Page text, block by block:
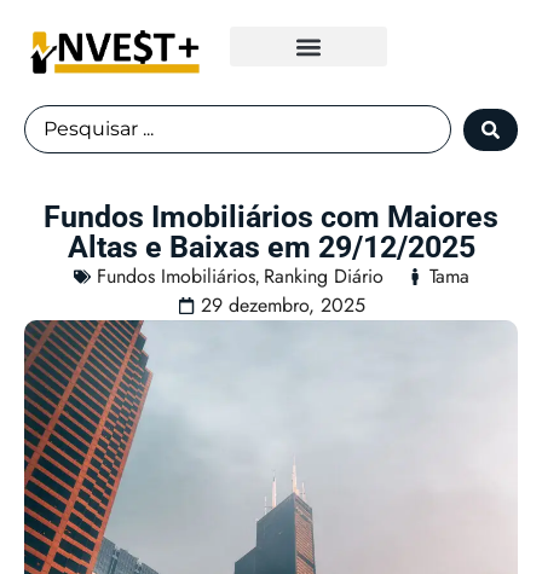
Fundos Imobiliários com Maiores
Altas e Baixas em 29/12/2025
Fundos Imobiliários, Ranking Diário
Tama
29 dezembro, 2025